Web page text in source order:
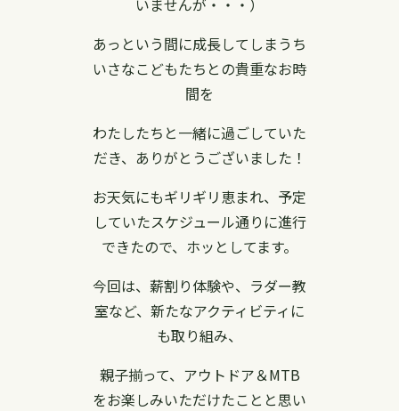
いませんが・・・）
あっという間に成長してしまうち
いさなこどもたちとの貴重なお時
間を
わたしたちと一緒に過ごしていた
だき、ありがとうございました！
お天気にもギリギリ恵まれ、予定
していたスケジュール通りに進行
できたので、ホッとしてます。
今回は、薪割り体験や、ラダー教
室など、新たなアクティビティに
も取り組み、
親子揃って、アウトドア＆MTB
をお楽しみいただけたことと思い